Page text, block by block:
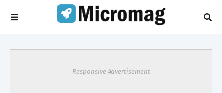
Responsive Advertisement